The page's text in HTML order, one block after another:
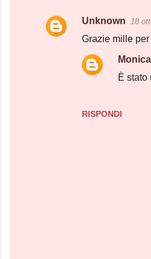
C
Unknown 18
Grazie mille
RISPONDI
È stato